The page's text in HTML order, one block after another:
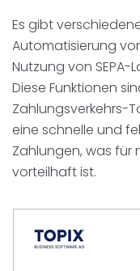
Es gibt
Automatisierung
Nutzung von
Diese Funktionen
Zahlungsverkehrs-
eine schnelle und
Zahlungen, was für
vorteilhaft ist.